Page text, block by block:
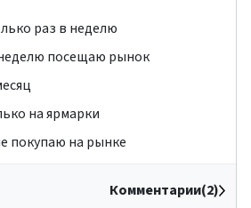
раз в неделю
посещаю рынок
на ярмарки
покупаю на рынке
Комментарии(2)